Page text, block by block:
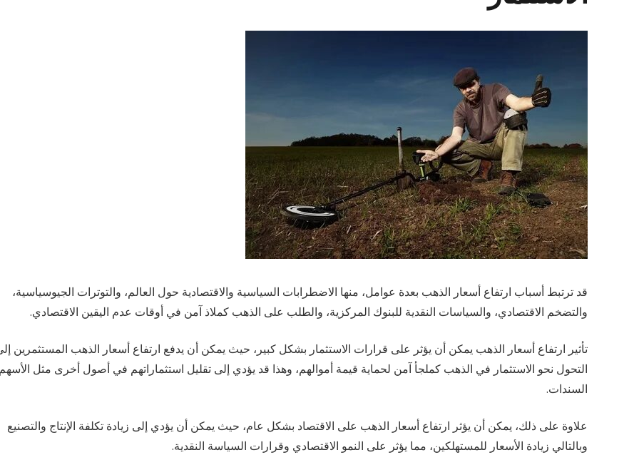
قد ترتبط أسباب ارتفاع أسعار الذهب بعدة عوامل، منها الاضطرابات السياسية والاقتصادية حول العالم، والتوترات الجيوسياسية،
والتضخم الاقتصادي، والسياسات النقدية للبنوك المركزية، والطلب على الذهب كملاذ آمن في أوقات عدم اليقين الاقتصادي.
تأثير ارتفاع أسعار الذهب يمكن أن يؤثر على قرارات الاستثمار بشكل كبير، حيث يمكن أن يدفع ارتفاع أسعار الذهب المستثمرين
التحول نحو الاستثمار في الذهب كملجأ آمن لحماية قيمة أموالهم، وهذا قد يؤدي إلى تقليل استثماراتهم في أصول أخرى مثل
السندات.
علاوة على ذلك، يمكن أن يؤثر ارتفاع أسعار الذهب على الاقتصاد بشكل عام، حيث يمكن أن يؤدي إلى زيادة تكلفة الإنتاج والتصنيع
وبالتالي زيادة الأسعار للمستهلكين، مما يؤثر على النمو الاقتصادي وقرارات السياسة النقدية.
electronicdartboardshop
أدوات وكشف وممرات وأدلة الخبراء لاستكشاف الذهب
الحديث.
المنشورات الأخيرة
Exciting Excursions
9 يوليو الساعة 3:46 pm